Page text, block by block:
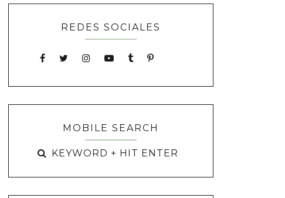
REDES SOCIALES
MOBILE SEARCH